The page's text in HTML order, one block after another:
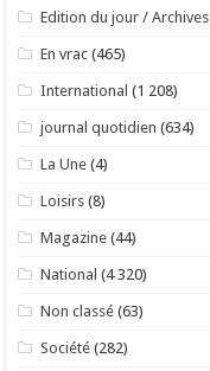
Edition du jour / Archives
En vrac (465)
International (1 208)
journal quotidien (634)
La Une (4)
Loisirs (8)
Magazine (44)
National (4 320)
Non classé (63)
Société (282)